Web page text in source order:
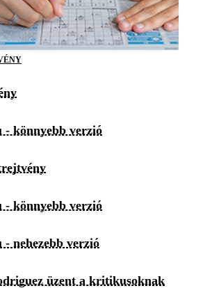
- könnyebb verzió
- könnyebb verzió
- nehezebb verzió
üzent a kritikusoknak